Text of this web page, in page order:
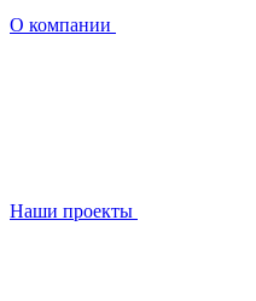
О компании
Наши проекты